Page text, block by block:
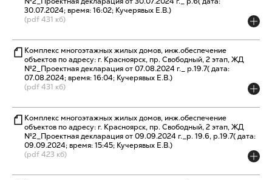
30.07.2024; время: 16:02; Кучерявых Е.В.)
(pdf 431 кб)
Комплекс многоэтажных жилых домов, инж.обеспечение
объектов по адресу: г. Красноярск, пр. Свободный, 2 этап, ЖД
№2_Проектная декларация от 07.08.2024 г._ р.19.7( дата:
07.08.2024; время: 16:04; Кучерявых Е.В.)
(pdf 431 кб)
Комплекс многоэтажных жилых домов, инж.обеспечение
объектов по адресу: г. Красноярск, пр. Свободный, 2 этап, ЖД
№2_Проектная декларация от 09.09.2024 г._р. 19.6, р.19.7( дата:
09.09.2024; время: 15:45; Кучерявых Е.В.)
(pdf 423 кб)